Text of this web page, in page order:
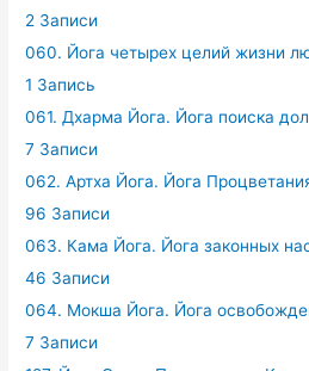
2 Записи
060. Йога четырех целий жизни
1 Запись
061. Дхарма Йога. Йога поиска
7 Записи
062. Артха Йога. Йога
96 Записи
063. Кама Йога. Йога законных
46 Записи
064. Мокша Йога. Йога
7 Записи